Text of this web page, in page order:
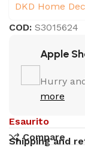
DKD Home
COD:S3015624
Apple
Hurry
more
Esaurito
Compare
Shipping and